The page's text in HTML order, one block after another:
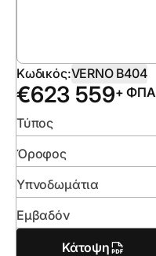
Κωδικός:VERNO B404
€623 559+ ΦΠΑ
Τύπος
Όροφος
Υπνοδωμάτια
Εμβαδόν
Κάτοψη